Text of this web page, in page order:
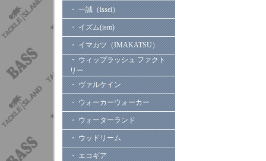
・ 一誠（issei）
・ イズム(ism)
・ イマカツ（IMAKATSU）
・ ウィップラッシュ ファクト
リー
・ ヴァルケイン
・ ウォーカーウォーカー
・ ウォーターランド
・ ウッドリーム
・ エコギア